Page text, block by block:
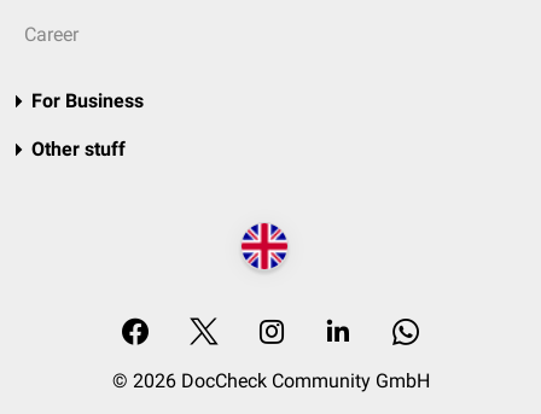
Career
For Business
Other stuff
© 2026 DocCheck Community GmbH